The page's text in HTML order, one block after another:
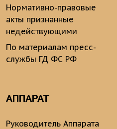
Нормативно-правовые
акты признанные
недействующими
По материалам пресс-
службы ГД ФС РФ
АППАРАТ
Руководитель Аппарата